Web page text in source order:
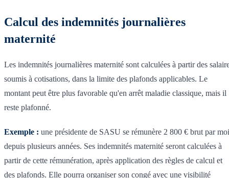
Calcul des indemnités journalières
maternité
Les indemnités journalières maternité sont calculées à partir des
soumis à cotisations, dans la limite des plafonds applicables. Le
montant peut être plus favorable qu'en arrêt maladie classique, mais il
reste plafonné.
Exemple : une présidente de SASU se rémunère 2 800 € brut par
depuis plusieurs années. Ses indemnités maternité seront calculées à
partir de cette rémunération, après application des règles de calcul et
des plafonds. Elle pourra organiser son congé avec une visibilité